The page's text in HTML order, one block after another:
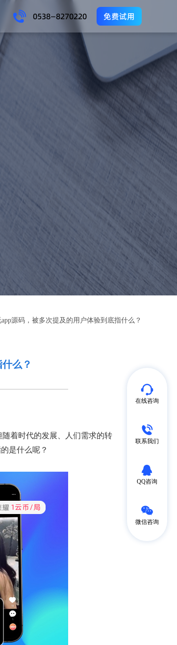
0538—8270220 免费试用
源码，被多次提及的用户体验到底指什么？
么？
着时代的发展、人们需求的转
是什么呢？
在线咨询
联系我们
QQ咨询
微信咨询